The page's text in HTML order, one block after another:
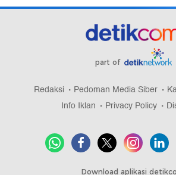
part of
Redaksi Pedoman Media Siber
Info Iklan
Privacy Policy
Download aplikasi